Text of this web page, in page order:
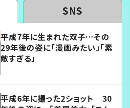
SNS
平成7年に生まれた双子…その
29年後の姿に「漫画みたい」「素
敵すぎる」
平成6年に撮った2ショット 30